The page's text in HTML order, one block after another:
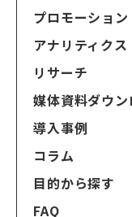
プロモーション
アナリティクス
リサーチ
媒体資料ダウン
導入事例
コラム
目的から探す
FAQ